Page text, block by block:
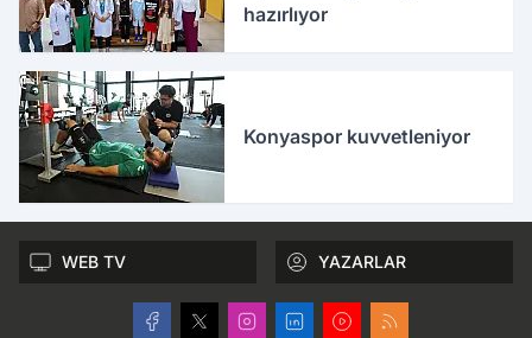
hazırlıyor
Konyaspor kuvvetleniyor
WEB TV YAZARLAR